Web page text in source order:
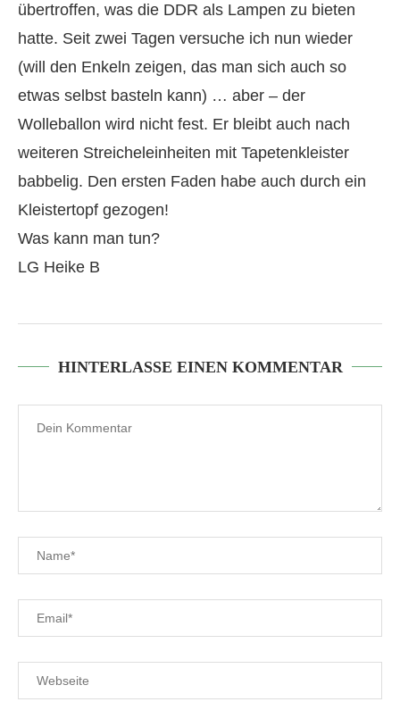
übertroffen, was die DDR als Lampen zu bieten
hatte. Seit zwei Tagen versuche ich nun wieder
(will den Enkeln zeigen, das man sich auch so
etwas selbst basteln kann) … aber – der
Wolleballon wird nicht fest. Er bleibt auch nach
weiteren Streicheleinheiten mit Tapetenkleister
babbelig. Den ersten Faden habe auch durch ein
Kleistertopf gezogen!
Was kann man tun?
LG Heike B
HINTERLASSE EINEN KOMMENTAR